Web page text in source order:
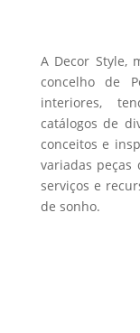
A Decor Style,
concelho de
interiores,
catálogos de
conceitos e
variadas peças
serviços e
de sonho.